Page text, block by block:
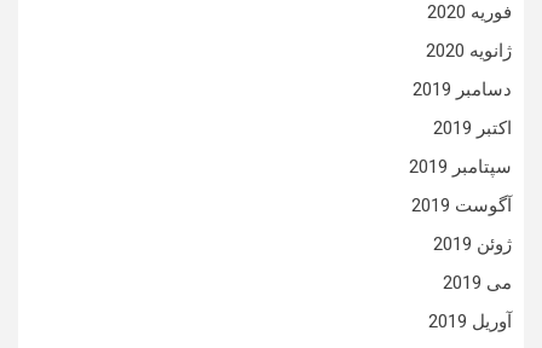
فوریه 2020
ژانویه 2020
دسامبر 2019
اکتبر 2019
سپتامبر 2019
آگوست 2019
ژوئن 2019
می 2019
آوریل 2019